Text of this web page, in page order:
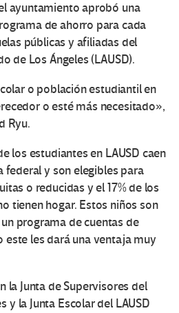
ayuntamiento aprobó una
de ahorro para cada
públicas y afiliadas del
de Los Ángeles (LAUSD).
o población estudiantil en
o esté más necesitado»,
Ryu.
los estudiantes en LAUSD caen
federal y son elegibles para
o reducidas y el 17% de los
tienen hogar. Estos niños son
programa de cuentas de
les dará una ventaja muy
la Junta de Supervisores del
y la Junta Escolar del LAUSD